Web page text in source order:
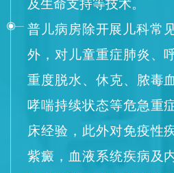
及生命支持等技术。
普儿病房除开展儿科常
外，对儿童重症肺炎、
重度脱水、休克、脓毒
哮喘持续状态等危急重
床经验，此外对免疫性
紫癜，血液系统疾病及